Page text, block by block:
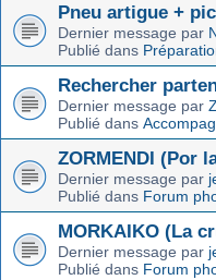
Pneu artigue +
Dernier message par
Publié dans
Rechercher
Dernier message par
Publié dans
ZORMENDI (Por
Dernier message par
Publié dans Forum
MORKAIKO (La
Dernier message par
Publié dans Forum